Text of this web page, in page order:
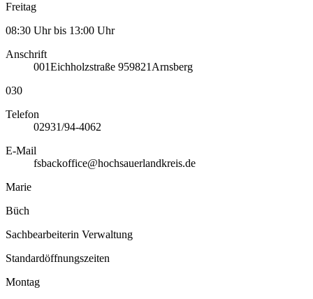
Freitag
08:30 Uhr bis 13:00 Uhr
Anschrift
001Eichholzstraße 959821 Arnsberg
030
Telefon
02931/94-4062
E-Mail
fsbackoffice@hochsauerlandkreis.de
Marie
Büch
Sachbearbeiterin Verwaltung
Standardöffnungszeiten
Montag